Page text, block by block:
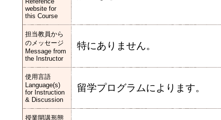
website for
this Course
担当教員から
のメッセージ
Message from
the Instructor
特にありません。
使用言語
Language(s)
for Instruction
& Discussion
留学プログラムによります。
授業開講形態